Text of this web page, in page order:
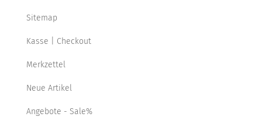
Sitemap
Kasse | Checkout
Merkzettel
Neue Artikel
Angebote - Sale%